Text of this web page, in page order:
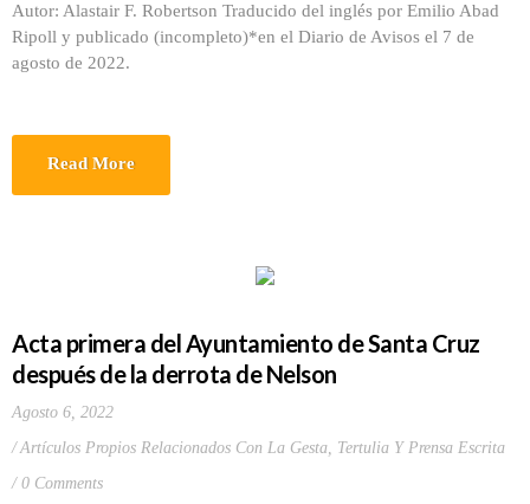
Autor: Alastair F. Robertson Traducido del inglés por Emilio Abad
Ripoll y publicado (incompleto)*en el Diario de Avisos el 7 de
agosto de 2022.
Read More
Acta primera del Ayuntamiento de Santa Cruz
después de la derrota de Nelson
Agosto 6, 2022
Artículos Propios Relacionados Con La Gesta, Tertulia Y Prensa Escrita
0 Comments